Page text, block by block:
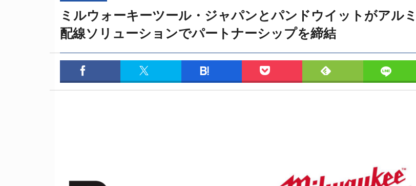
ミルウォーキーツール・ジャパンとパンドウイットがアルミ
配線ソリューションでパートナーシップを締結